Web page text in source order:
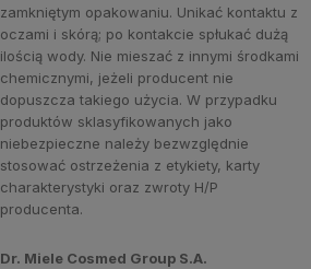
zamkniętym opakowaniu. Unikać kontaktu z
oczami i skórą; po kontakcie spłukać dużą
ilością wody. Nie mieszać z innymi środkami
chemicznymi, jeżeli producent nie
dopuszcza takiego użycia. W przypadku
produktów sklasyfikowanych jako
niebezpieczne należy bezwzględnie
stosować ostrzeżenia z etykiety, karty
charakterystyki oraz zwroty H/P
producenta.
Dr. Miele Cosmed Group S.A.